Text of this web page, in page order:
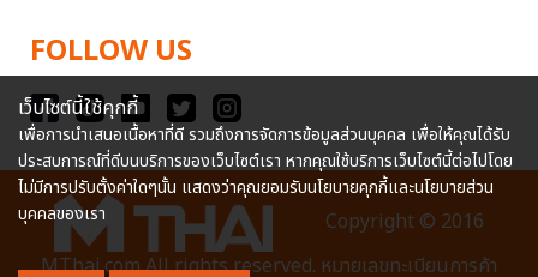
FOLLOW US
Copyright © 2016
MThai.com All rights reserved. หมายเลขทะเบียนการค้า
เว็บไซต์นี้ใช้คุกกี้
เพื่อการนำเสนอเนื้อหาที่ดี รวมถึงการจัดการข้อมูลส่วนบุคคล เพื่อให้คุณได้รับ
ประสบการณ์ที่ดีบนบริการของเว็บไซต์เรา หากคุณใช้บริการเว็บไซต์นี้ต่อไปโดย
ไม่มีการปรับตั้งค่าใดๆนั้น แสดงว่าคุณยอมรับนโยบายคุกกี้และนโยบายส่วน
บุคคลของเรา